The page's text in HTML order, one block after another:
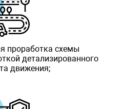
проработка схемы
детализированного
движения;